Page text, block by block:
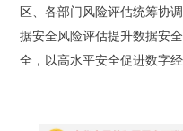
区、各部门风险评估统筹协
据安全风险评估提升数据安
全，以高水平安全促进数字经